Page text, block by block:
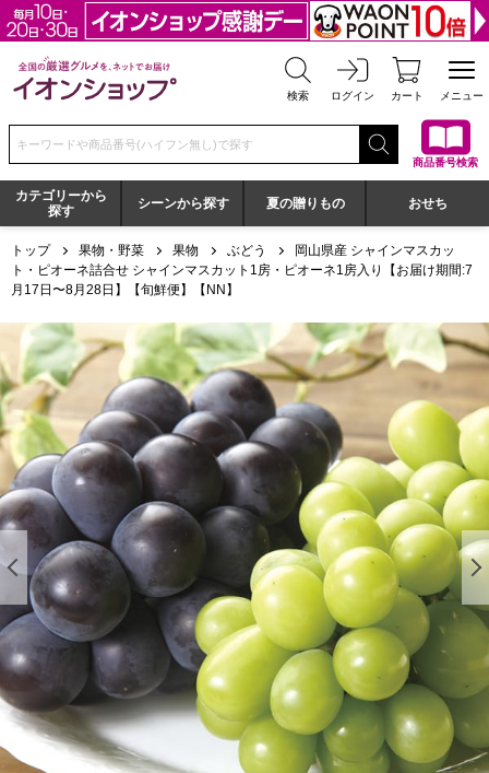
全国の厳選グルメを、ネットでお届け イオンショップ
検索 ログイン カート メニュー
検索キーワードまたは商品番号を入力してください
商品番号検索
カテゴリーから
探す
シーンから探す 夏の贈りもの おせち
トップ 果物・野菜 果物 ぶどう
岡山県産 シャインマスカッ
ト・ピオーネ詰合せ シャインマスカット1房・ピオーネ1房入り【お届け期間:7
月17日〜8月28日】【旬鮮便】【NN】
岡山県産 シャインマスカット・ピオーネ詰合せ シャインマ
前の画像を表示する